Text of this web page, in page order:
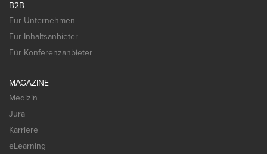
B2B
Für Unternehmen
Für Inhaltsanbieter
Für Konferenzanbieter
MAGAZINE
Medizin
Jura
Karriere
eLearning